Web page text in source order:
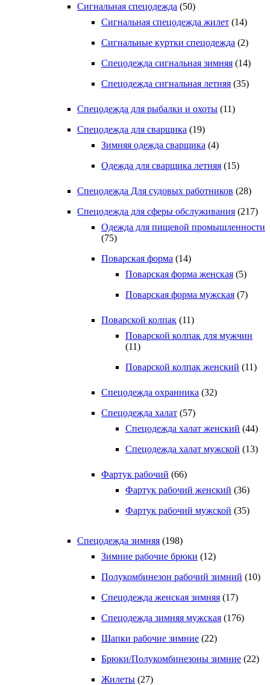
Сигнальная спецодежда (50)
Сигнальная спецодежда жилет (14)
Сигнальные куртки спецодежда (2)
Спецодежда сигнальная зимняя (14)
Спецодежда сигнальная летняя (35)
Спецодежда для рыбалки и охоты (11)
Спецодежда для сварщика (19)
Зимняя одежда сварщика (4)
Одежда для сварщика летняя (15)
Спецодежда Для судовых работников (28)
Спецодежда для сферы обслуживания (217)
Одежда для пищевой промышленности
(75)
Поварская форма (14)
Поварская форма женская (5)
Поварская форма мужская (7)
Поварской колпак (11)
Поварской колпак для мужчин
(11)
Поварской колпак женский (11)
Спецодежда охранника (32)
Спецодежда халат (57)
Спецодежда халат женский (44)
Спецодежда халат мужской (13)
Фартук рабочий (66)
Фартук рабочий женский (36)
Фартук рабочий мужской (35)
Спецодежда зимняя (198)
Зимние рабочие брюки (12)
Полукомбинезон рабочий зимний (10)
Спецодежда женская зимняя (17)
Спецодежда зимняя мужская (176)
Шапки рабочие зимние (22)
Брюки/Полукомбинезоны зимние (22)
Жилеты (27)